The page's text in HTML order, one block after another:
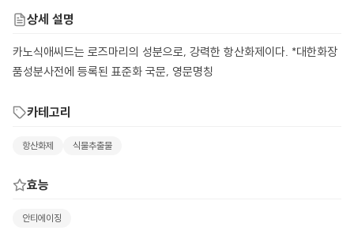
상세 설명
카노식애씨드는 로즈마리의 성분으로, 강력한 항산화제이다. *대한화장
품성분사전에 등록된 표준화 국문, 영문명칭
카테고리
항산화제 식물추출물
효능
안티에이징